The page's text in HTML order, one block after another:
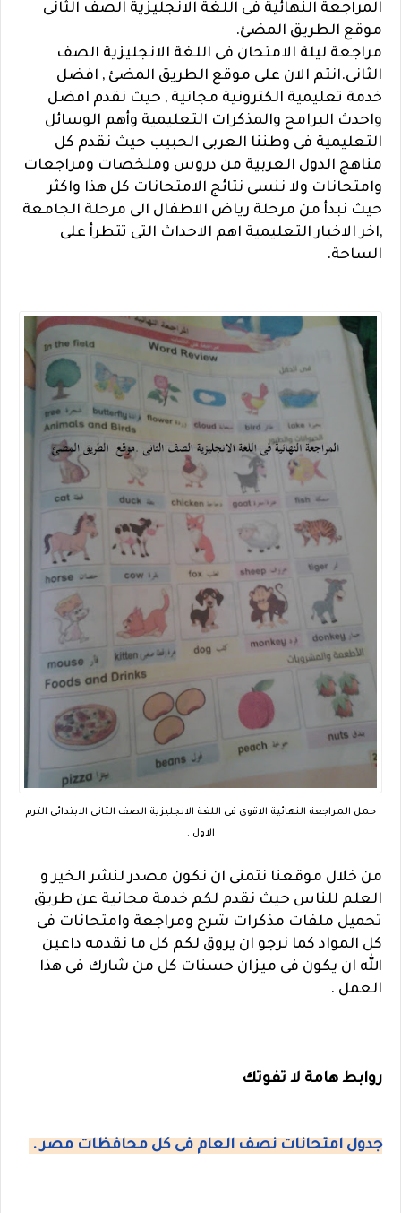
المراجعة النهائية فى اللغة الانجليزية الصف الثانى
موقع الطريق المضئ.
مراجعة ليلة الامتحان فى اللغة الانجليزية الصف
الثانى.انتم الان على موقع الطريق المضئ , افضل
خدمة تعليمية الكترونية مجانية , حيث نقدم افضل
واحدث البرامج والمذكرات التعليمية وأهم الوسائل
التعليمية فى وطننا العربى الحبيب حيث نقدم كل
مناهج الدول العربية من دروس وملخصات ومراجعات
وامتحانات ولا ننسى نتائج الامتحانات كل هذا واكثر
حيث نبدأ من مرحلة رياض الاطفال الى مرحلة الجامعة
,اخر الاخبار التعليمية اهم الاحداث التى تتطرأ على
الساحة.
حمل المراجعة النهائية الاقوى فى اللغة الانجليزية الصف الثانى الابتدائى الترم
الاول .
من خلال موقعنا نتمنى ان نكون مصدر لنشر الخير و
العلم للناس حيث نقدم لكم خدمة مجانية عن طريق
تحميل ملفات مذكرات شرح ومراجعة وامتحانات فى
كل المواد كما نرجو ان يروق لكم كل ما نقدمه داعين
الله ان يكون فى ميزان حسنات كل من شارك فى هذا
العمل .
روابط هامة لا تفوتك
جدول امتحانات نصف العام فى كل محافظات مصر .